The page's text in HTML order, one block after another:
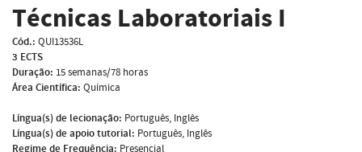
Técnicas Laboratoriais I
Cód.: QUI13536L
3 ECTS
Duração: 15 semanas/78 horas
Área Científica: Química
Língua(s) de lecionação: Português, Inglês
Língua(s) de apoio tutorial: Português, Inglês
Regime de Frequência: Presencial